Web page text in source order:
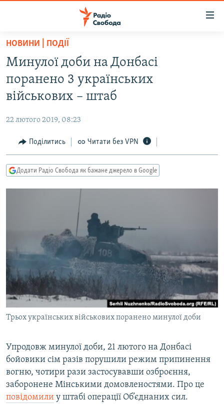
Перейти
основного
матеріалу
Перейти
до
основної
Перейти
до
пошуку
РАДІО СВОБОДА – 70 РОКІВ
ВСЕ ЗА ДОБУ
СТАТТІ
СУСПІЛЬСТВО
РОСІЙСЬКА «ФІЛЬТРАЦІЯ»
ДОНБАС.РЕАЛІЇ
ТИ ЯК?
МУЛЬТИМЕДІА
ФОТО
СПЕЦПРОЄКТИ
ПОДКАСТИ
КРИМ РЕАЛІЇ
УКР
КТАТ
ДОЛУЧАЙСЯ!
НОВИНИ | ПОДІЇ
Минулої доби на Донбасі
поранено 3 українських
військових – штаб
22 лютого 2019, 08:23
Поділитись Читати без VPN
Додати Радіо Свобода як бажане джерело в Google
Трьох українських військових поранено минулої доби
Упродовж минулої доби, 21 лютого на Донбасі
бойовики сім разів порушили режим припинення
вогню, чотири рази застосувавши озброєння,
заборонене Мінськими домовленостями. Про це
повідомили у штабі операції Об’єднаних сил.